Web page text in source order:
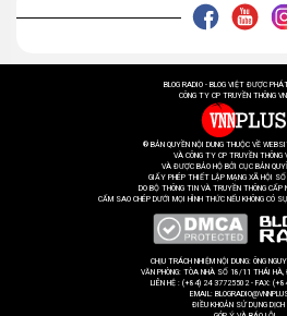
BLOG RADIO - BLOG VIỆT ĐƯỢC
CÔNG TY CP TRUYỀN THÔNG
® BẢN QUYỀN NỘI DUNG THUỘC VỀ
VÀ CÔNG TY CP TRUYỀN THÔNG
VÀ ĐƯỢC BẢO HỘ BỞI CỤC BẢN
GIẤY PHÉP THIẾT LẬP MẠNG XÃ HỘI
DO BỘ THÔNG TIN VÀ TRUYỀN THÔNG
CẤM SAO CHÉP DƯỚI MỌI HÌNH THỨC NẾU KHÔNG CÓ
CHỊU TRÁCH NHIỆM NỘI DUNG: ÔNG
VĂN PHÒNG: TÒA NHÀ SỐ 18/11 THÁI HÀ,
LIÊN HỆ : (+84) 24 37725502 - FAX:
EMAIL:
ĐIỀU KHOẢN SỬ DỤNG DỊCH